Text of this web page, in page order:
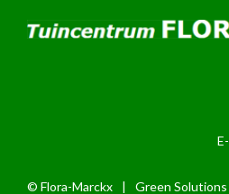
© Flora-Marckx | Green Solutions